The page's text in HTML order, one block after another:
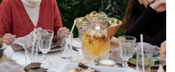
LA MJC LES LIEUX
CONTACT